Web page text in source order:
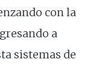
con la
a
sistemas de